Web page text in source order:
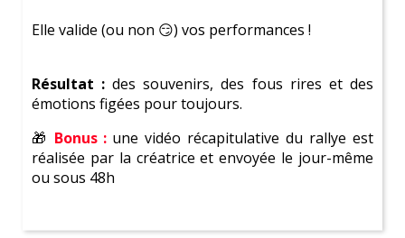
Une coordinatrice à tes côtés pour
organiser un EVJF inoubliable à
Paris !
Elle valide (ou non 😏) vos performances !
Résultat : des souvenirs, des fous rires et des
émotions figées pour toujours.
🎁 Bonus : une vidéo récapitulative du rallye est
réalisée par la créatrice et envoyée le jour-même
ou sous 48h